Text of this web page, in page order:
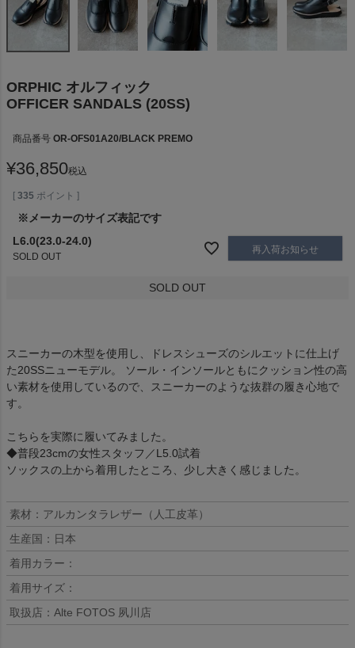
ORPHIC オルフィック
OFFICER SANDALS (20SS)
商品番号 OR-OFS01A20/BLACK PREMO
¥36,850税込
[ 335 ポイント ]
※メーカーのサイズ表記です
L6.0(23.0-24.0)
SOLD OUT
再入荷お知らせ
SOLD OUT
スニーカーの木型を使用し、ドレスシューズのシルエットに仕上げ
た20SSニューモデル。 ソール・インソールともにクッション性の高
い素材を使用しているので、スニーカーのような抜群の履き心地で
す。
こちらを実際に履いてみました。
◆普段23cmの女性スタッフ／L5.0試着
ソックスの上から着用したところ、少し大きく感じました。
素材：アルカンタラレザー（人工皮革）
生産国：日本
着用カラー：
着用サイズ：
取扱店：Alte FOTOS 夙川店